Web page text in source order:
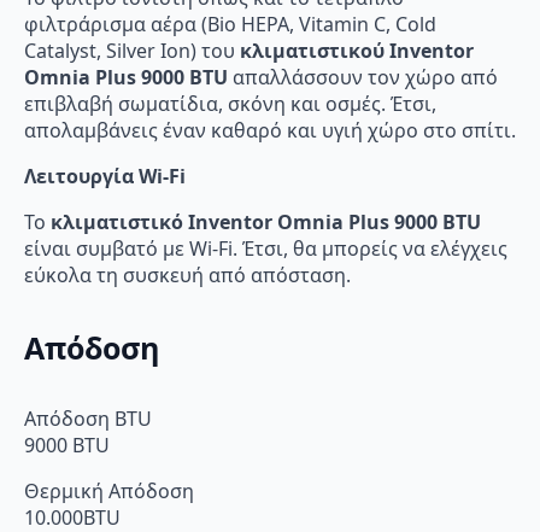
φιλτράρισμα αέρα (Bio HEPA, Vitamin C, Cold
Catalyst, Silver Ion) του κλιματιστικού Inventor
Omnia Plus 9000 BTU απαλλάσσουν τον χώρο από
επιβλαβή σωματίδια, σκόνη και οσμές. Έτσι,
απολαμβάνεις έναν καθαρό και υγιή χώρο στο σπίτι.
Λειτουργία Wi-Fi
Το κλιματιστικό Inventor Omnia Plus 9000 BTU
είναι συμβατό με Wi-Fi. Έτσι, θα μπορείς να ελέγχεις
εύκολα τη συσκευή από απόσταση.
Απόδοση
Απόδοση BTU
9000 BTU
Θερμική Απόδοση
10.000BTU